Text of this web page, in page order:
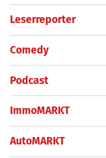
Leserreporter
Comedy
Podcast
ImmoMARKT
AutoMARKT